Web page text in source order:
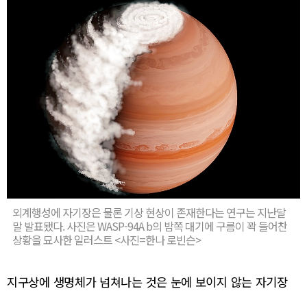
외계행성에 자기장은 물론 기상 현상이 존재한다는 연구는 지난달
말 발표됐다. 사진은 WASP-94A b의 밤쪽 대기에 구름이 꽉 들어찬
상황을 묘사한 일러스트 <사진=한나 로빈슨>
지구상에 생명체가 넘쳐나는 것은 눈에 보이지 않는 자기장